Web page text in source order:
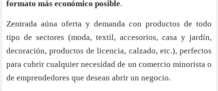
formato más económico posible.
Zentrada aúna oferta y demanda con productos de todo
tipo de sectores (moda, textil, accesorios, casa y jardín,
decoración, productos de licencia, calzado, etc.), perfectos
para cubrir cualquier necesidad de un comercio minorista o
de emprendedores que desean abrir un negocio.